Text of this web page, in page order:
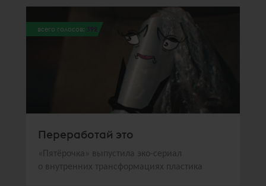
всего голосов: 392
Переработай это
«Пятёрочка» выпустила эко-сериал
о внутренних трансформациях пластика